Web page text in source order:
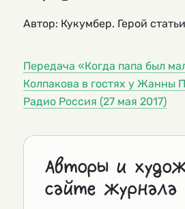
Автор: Кукумбер. Герой
Передача «Когда папа был
Колпакова в гостях у Жанны
Радио Россия (27 мая 2017)
Авторы и
сайте журнала